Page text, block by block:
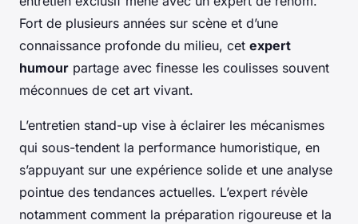
Fort de plusieurs années sur scène et d’une
connaissance profonde du milieu, cet expert
humour partage avec finesse les coulisses souvent
méconnues de cet art vivant.
L’entretien stand-up vise à éclairer les mécanismes
qui sous-tendent la performance humoristique, en
s’appuyant sur une expérience solide et une analyse
pointue des tendances actuelles. L’expert révèle
notamment comment la préparation rigoureuse et la